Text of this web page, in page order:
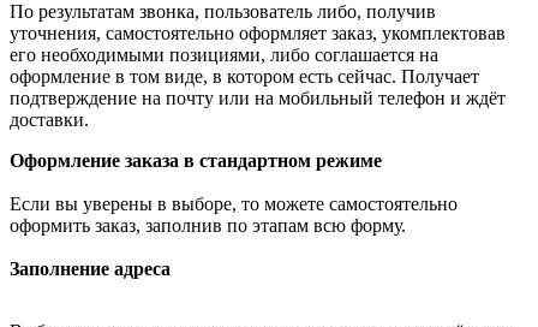
По результатам звонка, пользователь либо, получив
уточнения, самостоятельно оформляет заказ, укомплектовав
его необходимыми позициями, либо соглашается на
оформление в том виде, в котором есть сейчас. Получает
подтверждение на почту или на мобильный телефон и ждёт
доставки.
Оформление заказа в стандартном режиме
Если вы уверены в выборе, то можете самостоятельно
оформить заказ, заполнив по этапам всю форму.
Заполнение адреса